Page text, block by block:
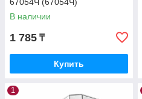
67054Ч (67054Ч)
В наличии
1 785 ₸
Купить
1